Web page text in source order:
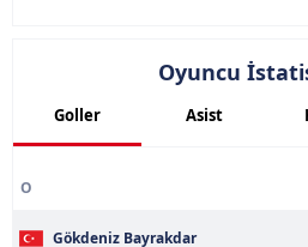
Oyuncu
Goller Asist
O
Gökdeniz Bayrakdar